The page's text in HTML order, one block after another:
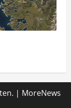
| MoreNews